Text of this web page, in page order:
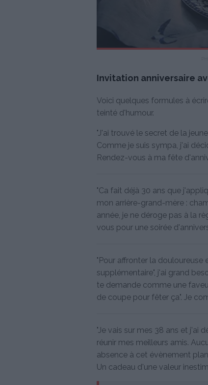
Invitation anniversaire
Voici quelques formules à
teinté d'humour.
"J'ai trouvé le secret de la
Comme je suis sympa, j'ai
Rendez-vous à ma fête
"Ca fait déjà 30 ans que
mon arrière-grand-mère :
année, je ne déroge pas à la
vous pour une soirée
"Pour affronter la
supplémentaire", j'ai grand
te demande comme une
de coupe pour fêter ça". Je
"Je vais sur mes 38 ans et j'ai
réunir mes meilleurs amis.
absence à cet évènement
Un cadeau d'une valeur